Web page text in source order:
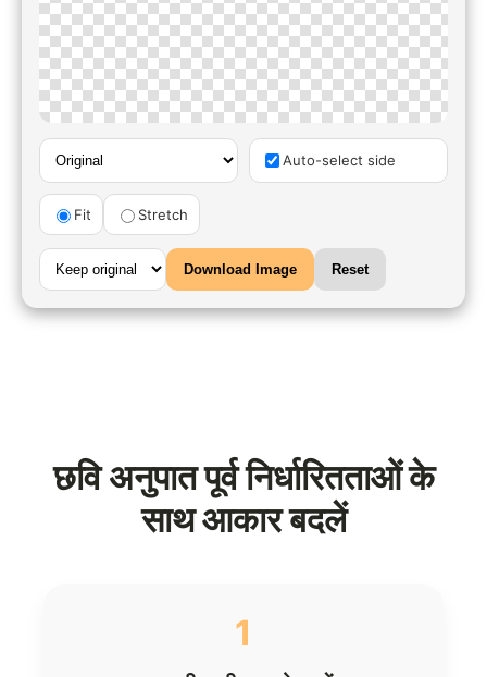
Auto-select side
Fit Stretch
Download Image Reset
छवि अनुपात पूर्व निर्धारितताओं के
साथ आकार बदलें
1